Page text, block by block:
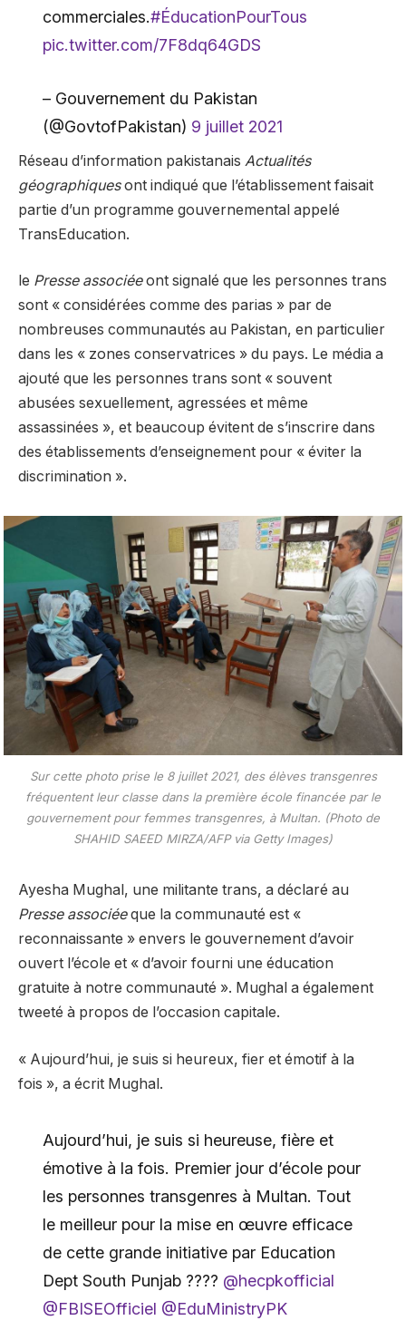
commerciales.#ÉducationPourTous
pic.twitter.com/7F8dq64GDS
– Gouvernement du Pakistan
(@GovtofPakistan) 9 juillet 2021
Réseau d’information pakistanais Actualités
géographiquesont indiqué que l’établissement faisait
partie d’un programme gouvernemental appelé
TransEducation.
le Presse associéeont signalé que les personnes trans
sont « considérées comme des parias » par de
nombreuses communautés au Pakistan, en particulier
dans les « zones conservatrices » du pays. Le média a
ajouté que les personnes trans sont « souvent
abusées sexuellement, agressées et même
assassinées », et beaucoup évitent de s’inscrire dans
des établissements d’enseignement pour « éviter la
discrimination ».
Sur cette photo prise le 8 juillet 2021, des élèves transgenres
fréquentent leur classe dans la première école financée par le
gouvernement pour femmes transgenres, à Multan. (Photo de
SHAHID SAEED MIRZA/AFP via Getty Images)
Ayesha Mughal, une militante trans, a déclaré au
Presse associéeque la communauté est «
reconnaissante » envers le gouvernement d’avoir
ouvert l’école et « d’avoir fourni une éducation
gratuite à notre communauté ». Mughal a également
tweeté à propos de l’occasion capitale.
« Aujourd’hui, je suis si heureux, fier et émotif à la
fois », a écrit Mughal.
Aujourd’hui, je suis si heureuse, fière et
émotive à la fois. Premier jour d’école pour
les personnes transgenres à Multan. Tout
le meilleur pour la mise en œuvre efficace
de cette grande initiative par Education
Dept South Punjab ???? @hecpkofficial
@FBISEOfficiel @EduMinistryPK